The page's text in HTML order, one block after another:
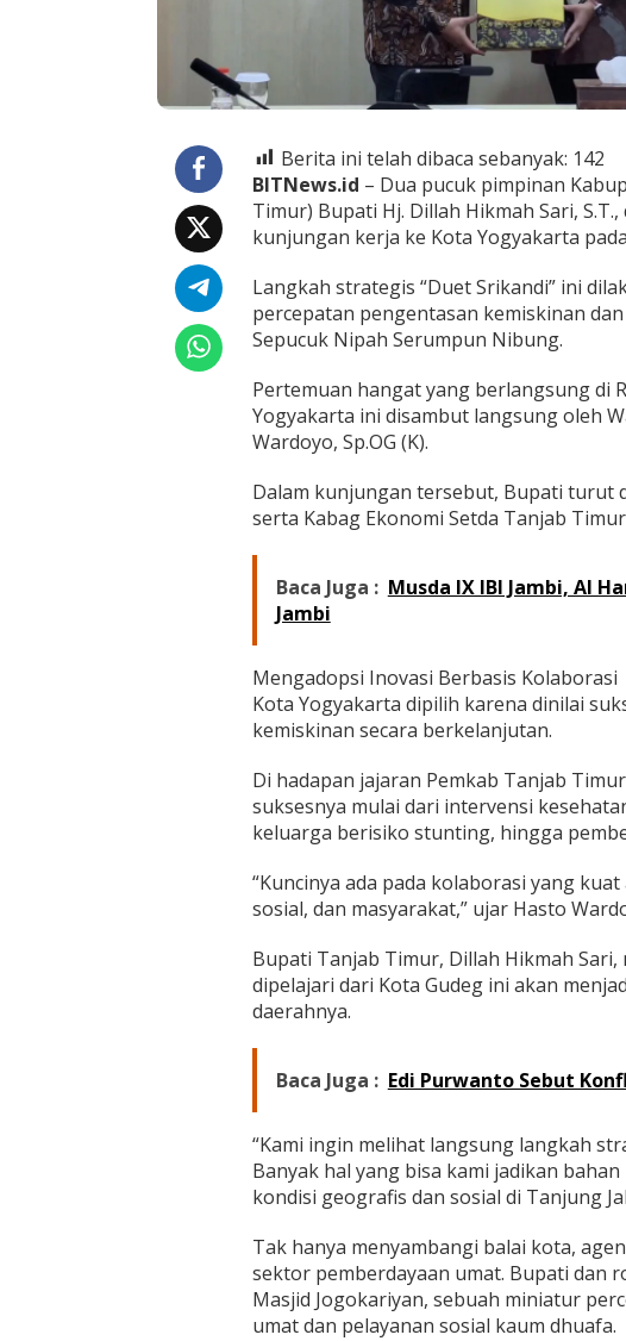
a
i
S
t
u
n
i
n
g
d
n
K
e
m
s
k
a
n
k
Y
o
g
y
k
a
r
t
Berita ini telah dibaca sebanyak: 142
BITNews.id – Dua pucuk pimpinan
Timur) Bupati Hj. Dillah Hikmah Sari,
kunjungan kerja ke Kota Yogyakarta
Langkah strategis “Duet Srikandi” ini
percepatan pengentasan kemiskinan
Sepucuk Nipah Serumpun Nibung.
Pertemuan hangat yang berlangsung di
Yogyakarta ini disambut langsung oleh
Wardoyo, Sp.OG (K).
Dalam kunjungan tersebut, Bupati turut
serta Kabag Ekonomi Setda Tanjab
Baca Juga : Musda IX IBI Jambi, Al
Jambi
Mengadopsi Inovasi Berbasis Kolaborasi
Kota Yogyakarta dipilih karena dinilai
kemiskinan secara berkelanjutan.
Di hadapan jajaran Pemkab Tanjab
suksesnya mulai dari intervensi
keluarga berisiko stunting, hingga
“Kuncinya ada pada kolaborasi yang
sosial, dan masyarakat,” ujar Hasto
Bupati Tanjab Timur, Dillah Hikmah
dipelajari dari Kota Gudeg ini akan
daerahnya.
Baca Juga : Edi Purwanto Sebut
“Kami ingin melihat langsung langkah
Banyak hal yang bisa kami jadikan
kondisi geografis dan sosial di Tanjung
Tak hanya menyambangi balai kota,
sektor pemberdayaan umat. Bupati dan
Masjid Jogokariyan, sebuah miniatur
umat dan pelayanan sosial kaum dhuafa.